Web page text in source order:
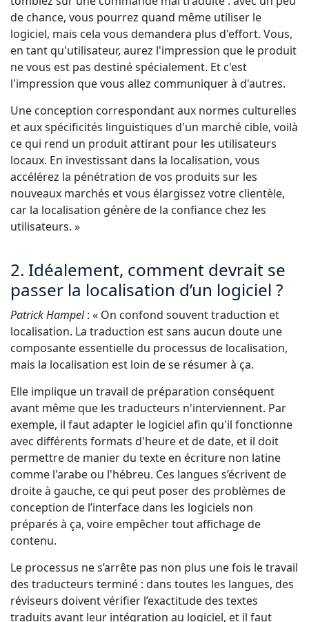
de chance, vous pourrez quand même utiliser le
logiciel, mais cela vous demandera plus d'effort. Vous,
en tant qu'utilisateur, aurez l'impression que le produit
ne vous est pas destiné spécialement. Et c'est
l'impression que vous allez communiquer à d'autres.
Une conception correspondant aux normes culturelles
et aux spécificités linguistiques d'un marché cible, voilà
ce qui rend un produit attirant pour les utilisateurs
locaux. En investissant dans la localisation, vous
accélérez la pénétration de vos produits sur les
nouveaux marchés et vous élargissez votre clientèle,
car la localisation génère de la confiance chez les
utilisateurs. »
2. Idéalement, comment devrait se
passer la localisation d’un logiciel ?
Patrick Hampel: « On confond souvent traduction et
localisation. La traduction est sans aucun doute une
composante essentielle du processus de localisation,
mais la localisation est loin de se résumer à ça.
Elle implique un travail de préparation conséquent
avant même que les traducteurs n'interviennent. Par
exemple, il faut adapter le logiciel afin qu'il fonctionne
avec différents formats d'heure et de date, et il doit
permettre de manier du texte en écriture non latine
comme l'arabe ou l'hébreu. Ces langues s’écrivent de
droite à gauche, ce qui peut poser des problèmes de
conception de l’interface dans les logiciels non
préparés à ça, voire empêcher tout affichage de
contenu.
Le processus ne s’arrête pas non plus une fois le travail
des traducteurs terminé : dans toutes les langues, des
réviseurs doivent vérifier l’exactitude des textes
traduits avant leur intégration au logiciel, et il faut